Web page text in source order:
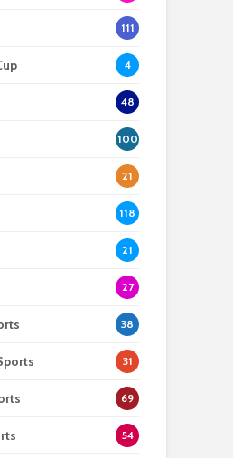
111
4
48
100
21
118
21
27
38
31
69
54